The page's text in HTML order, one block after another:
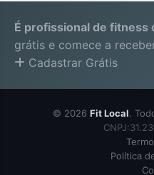
É profissional de fitness
grátis e comece a
Cadastrar Grátis
© 2026 Fit Local.
Política